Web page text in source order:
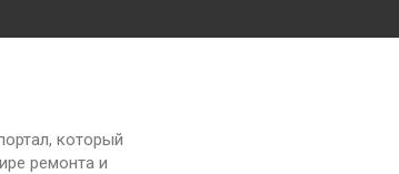
который
ремонта и